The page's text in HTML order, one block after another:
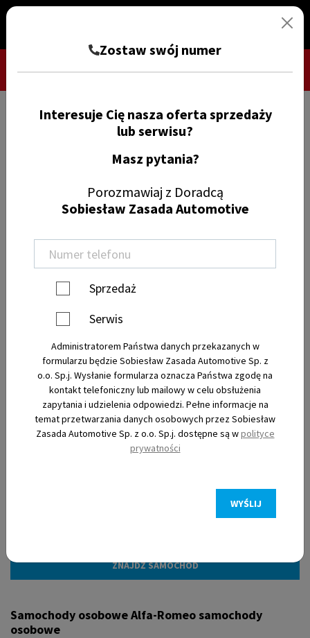
TRYB CIEMNY ZGŁOŚ SZKODĘ
Alfa Romeo
samochody osobowe
Nowe
Używane
Elektryczne
Samochody osobowe Alfa-Romeo samochody
osobowe
Zostaw swój numer
Interesuje Cię nasza oferta sprzedaży
lub serwisu?
Masz pytania?
Porozmawiaj z Doradcą
Sobiesław Zasada Automotive
Sprzedaż
Serwis
Administratorem Państwa danych przekazanych w
formularzu będzie Sobiesław Zasada Automotive Sp. z
o.o. Sp.j. Wysłanie formularza oznacza Państwa zgodę na
kontakt telefoniczny lub mailowy w celu obsłużenia
zapytania i udzielenia odpowiedzi. Pełne informacje na
temat przetwarzania danych osobowych przez Sobiesław
Zasada Automotive Sp. z o.o. Sp.j. dostępne są wpolityce
prywatności
WYŚLIJ